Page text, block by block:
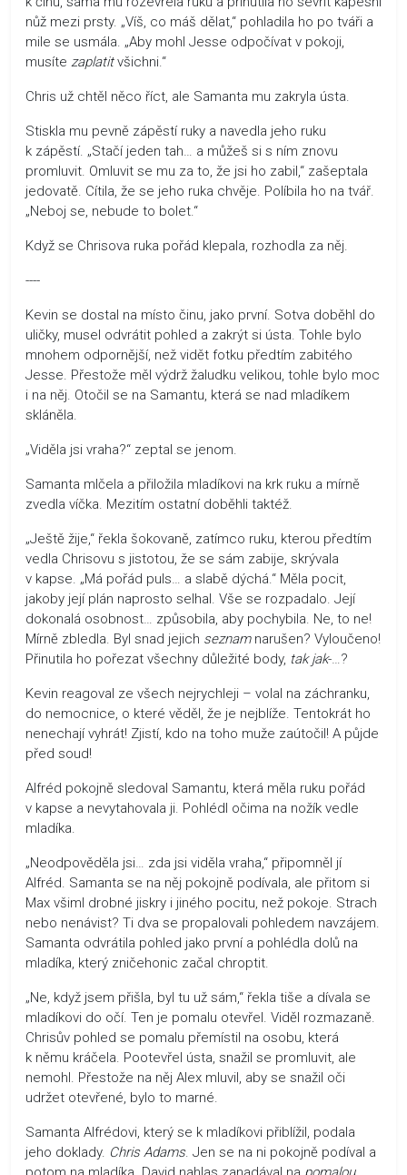
nůž mezi prsty. „Víš, co máš dělat,“ pohladila ho po tváři a
mile se usmála. „Aby mohl Jesse odpočívat v pokoji,
musíte zaplatitvšichni.“
Chris už chtěl něco říct, ale Samanta mu zakryla ústa.
Stiskla mu pevně zápěstí ruky a navedla jeho ruku
k zápěstí. „Stačí jeden tah… a můžeš si s ním znovu
promluvit. Omluvit se mu za to, že jsi ho zabil,“ zašeptala
jedovatě. Cítila, že se jeho ruka chvěje. Políbila ho na tvář.
„Neboj se, nebude to bolet.“
Když se Chrisova ruka pořád klepala, rozhodla za něj.
----
Kevin se dostal na místo činu, jako první. Sotva doběhl do
uličky, musel odvrátit pohled a zakrýt si ústa. Tohle bylo
mnohem odpornější, než vidět fotku předtím zabitého
Jesse. Přestože měl výdrž žaludku velikou, tohle bylo moc
i na něj. Otočil se na Samantu, která se nad mladíkem
skláněla.
„Viděla jsi vraha?“ zeptal se jenom.
Samanta mlčela a přiložila mladíkovi na krk ruku a mírně
zvedla víčka. Mezitím ostatní doběhli taktéž.
„Ještě žije,“ řekla šokovaně, zatímco ruku, kterou předtím
vedla Chrisovu s jistotou, že se sám zabije, skrývala
v kapse. „Má pořád puls… a slabě dýchá.“ Měla pocit,
jakoby její plán naprosto selhal. Vše se rozpadalo. Její
dokonalá osobnost… způsobila, aby pochybila. Ne, to ne!
Mírně zbledla. Byl snad jejich seznamnarušen? Vyloučeno!
Přinutila ho pořezat všechny důležité body, tak jak-…?
Kevin reagoval ze všech nejrychleji – volal na záchranku,
do nemocnice, o které věděl, že je nejblíže. Tentokrát ho
nenechají vyhrát! Zjistí, kdo na toho muže zaútočil! A půjde
před soud!
Alfréd pokojně sledoval Samantu, která měla ruku pořád
v kapse a nevytahovala ji. Pohlédl očima na nožík vedle
mladíka.
„Neodpověděla jsi… zda jsi viděla vraha,“ připomněl jí
Alfréd. Samanta se na něj pokojně podívala, ale přitom si
Max všiml drobné jiskry i jiného pocitu, než pokoje. Strach
nebo nenávist? Ti dva se propalovali pohledem navzájem.
Samanta odvrátila pohled jako první a pohlédla dolů na
mladíka, který zničehonic začal chroptit.
„Ne, když jsem přišla, byl tu už sám,“ řekla tiše a dívala se
mladíkovi do očí. Ten je pomalu otevřel. Viděl rozmazaně.
Chrisův pohled se pomalu přemístil na osobu, která
k němu kráčela. Pootevřel ústa, snažil se promluvit, ale
nemohl. Přestože na něj Alex mluvil, aby se snažil oči
udržet otevřené, bylo to marné.
Samanta Alfrédovi, který se k mladíkovi přiblížil, podala
jeho doklady. Chris Adams. Jen se na ni pokojně podíval a